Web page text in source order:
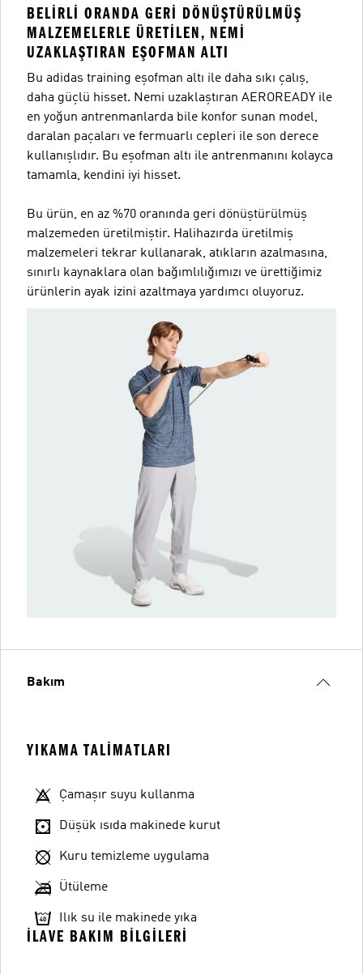
BELIRLI ORANDA GERI DÖNÜŞTÜRÜLMÜŞ
MALZEMELERLE ÜRETILEN, NEMI
UZAKLAŞTIRAN EŞOFMAN ALTI
Bu adidas training eşofman altı ile daha sıkı çalış,
daha güçlü hisset. Nemi uzaklaştıran AEROREADY ile
en yoğun antrenmanlarda bile konfor sunan model,
daralan paçaları ve fermuarlı cepleri ile son derece
kullanışlıdır. Bu eşofman altı ile antrenmanını kolayca
tamamla, kendini iyi hisset.
Bu ürün, en az %70 oranında geri dönüştürülmüş
malzemeden üretilmiştir. Halihazırda üretilmiş
malzemeleri tekrar kullanarak, atıkların azalmasına,
sınırlı kaynaklara olan bağımlılığımızı ve ürettiğimiz
ürünlerin ayak izini azaltmaya yardımcı oluyoruz.
Bakım
YIKAMA TALIMATLARI
Çamaşır suyu kullanma
Düşük ısıda makinede kurut
Kuru temizleme uygulama
Ütüleme
Ilık su ile makinede yıka
İLAVE BAKIM BILGILERI